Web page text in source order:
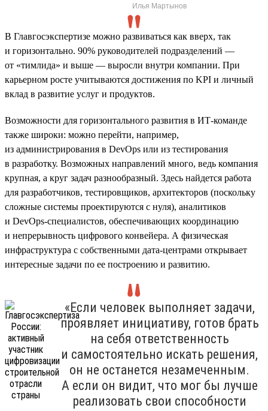
Илья Мартынов
В Главгосэкспертизе можно развиваться как вверх, так
и горизонтально. 90% руководителей подразделений —
от «тимлида» и выше — выросли внутри компании. При
карьерном росте учитываются достижения по KPI и личный
вклад в развитие услуг и продуктов.
Возможности для горизонтального развития в ИТ-команде
также широки: можно перейти, например,
из администрирования в DevOps или из тестирования
в разработку. Возможных направлений много, ведь компания
крупная, а круг задач разнообразный. Здесь найдется работа
для разработчиков, тестировщиков, архитекторов (поскольку
сложные системы проектируются с нуля), аналитиков
и DevOps-специалистов, обеспечивающих координацию
и непрерывность цифрового конвейера. А физическая
инфраструктура с собственными дата-центрами открывает
интересные задачи по ее построению и развитию.
«Если человек выполняет задачи,
проявляет инициативу, готов брать
на себя ответственность
и самостоятельно искать решения,
он не останется незамеченным.
А если он видит, что мог бы лучше
реализовать свои способности